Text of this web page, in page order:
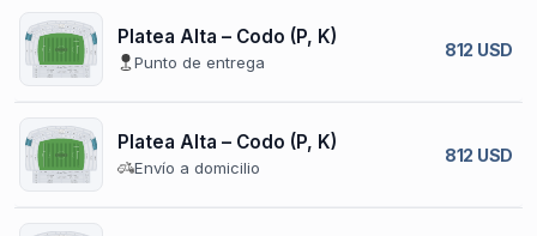
Platea Alta – Codo (P, K)
Punto de entrega
812 USD
Platea Alta – Codo (P, K)
Envío a domicilio
812 USD